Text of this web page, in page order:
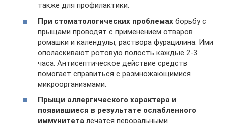
также для профилактики.
При стоматологических проблемах борьбу с
прыщами проводят с применением отваров
ромашки и календулы, раствора фурацилина. Ими
ополаскивают ротовую полость каждые 2-3
часа. Антисептическое действие средств
помогает справиться с размножающимися
микроорганизмами.
Прыщи аллергического характера и
появившиеся в результате ослабленного
иммунитета лечатся пероральными